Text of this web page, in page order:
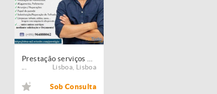
Lisboa Lisboa
Sob Consulta